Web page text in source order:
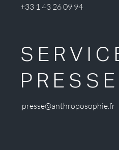
+33 1 43 26 09 94
PRESSE
presse@anthroposophie.fr